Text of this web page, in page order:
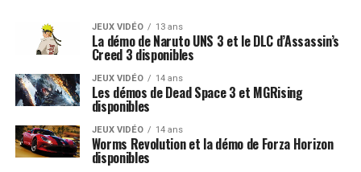
JEUX VIDÉO 13 ans
La démo de Naruto UNS 3 et le DLC d’Assassin’s
Creed 3 disponibles
JEUX VIDÉO 14 ans
Les démos de Dead Space 3 et MGRising
disponibles
JEUX VIDÉO 14 ans
Worms Revolution et la démo de Forza Horizon
disponibles